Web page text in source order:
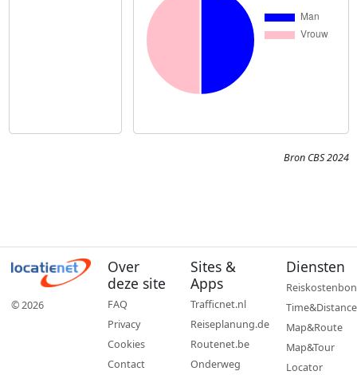
Bron CBS 2024
© 2026
Over
deze site
FAQ
Privacy
Cookies
Contact
Sites &
Apps
Trafficnet.nl
Reiseplanung.de
Routenet.be
Onderweg
Diensten
Reiskostenbon
Time&Distance
Map&Route
Map&Tour
Locator